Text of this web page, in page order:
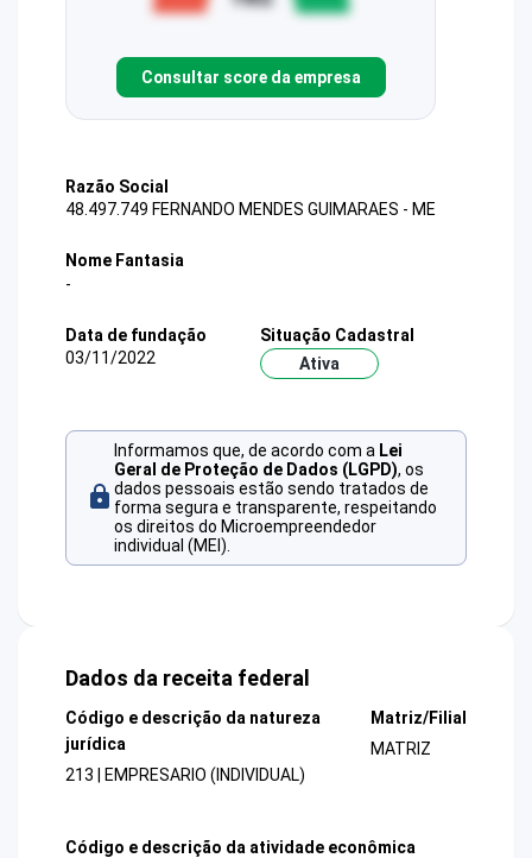
Consultar score da empresa
Razão Social
48.497.749 FERNANDO MENDES GUIMARAES - ME
Nome Fantasia
-
Data de fundação
03/11/2022
Situação Cadastral
Ativa
Informamos que, de acordo com a Lei
Geral de Proteção de Dados (LGPD), os
dados pessoais estão sendo tratados de
forma segura e transparente, respeitando
os direitos do Microempreendedor
individual (MEI).
Dados da receita federal
Código e descrição da natureza
jurídica
213 | EMPRESARIO (INDIVIDUAL)
Matriz/Filial
MATRIZ
Código e descrição da atividade econômica